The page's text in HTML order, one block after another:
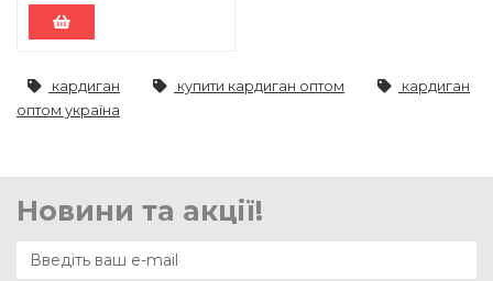
кардиган купити кардиган оптом
кардиган
оптом україна
Новини та акції!